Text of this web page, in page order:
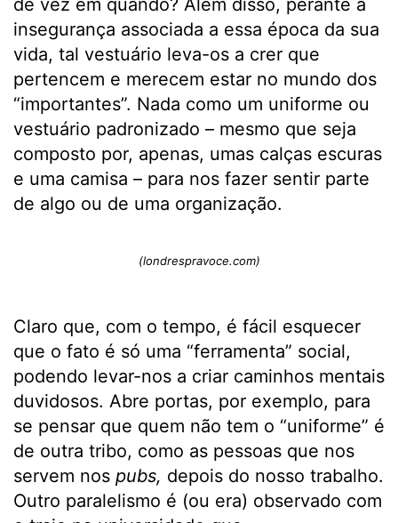
de vez em quando? Além disso, perante a
insegurança associada a essa época da sua
vida, tal vestuário leva-os a crer que
pertencem e merecem estar no mundo dos
“importantes”. Nada como um uniforme ou
vestuário padronizado – mesmo que seja
composto por, apenas, umas calças escuras
e uma camisa – para nos fazer sentir parte
de algo ou de uma organização.
(londrespravoce.com)
Claro que, com o tempo, é fácil esquecer
que o fato é só uma “ferramenta” social,
podendo levar-nos a criar caminhos mentais
duvidosos. Abre portas, por exemplo, para
se pensar que quem não tem o “uniforme” é
de outra tribo, como as pessoas que nos
servem nos pubs, depois do nosso trabalho.
Outro paralelismo é (ou era) observado com